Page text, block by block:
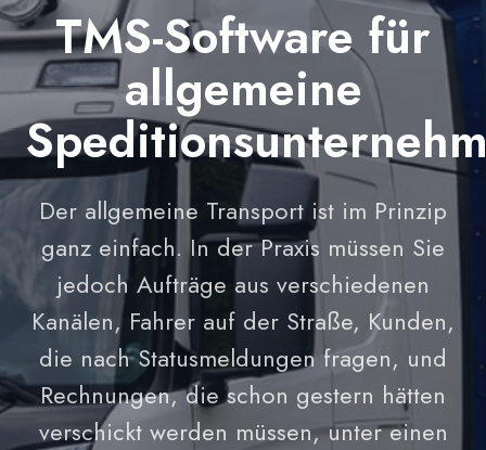
TMS-Software für
allgemeine
Der allgemeine Transport ist im Prinzip
ganz einfach. In der Praxis müssen Sie
jedoch Aufträge aus verschiedenen
Kanälen, Fahrer auf der Straße, Kunden,
die nach Statusmeldungen fragen, und
Rechnungen, die schon gestern hätten
verschickt werden müssen, unter einen